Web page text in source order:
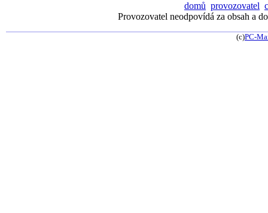
domů provozovatel
Provozovatel neodpovídá za obsah a
(c)PC-